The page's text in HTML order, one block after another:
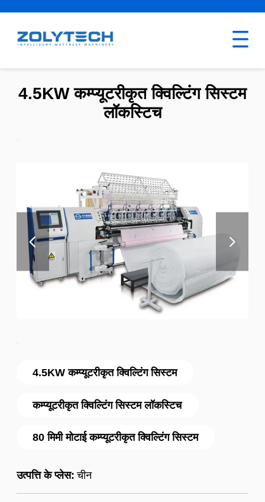
4.5KW कम्प्यूटरीकृत क्विल्टिंग सिस्टम
कम्प्यूटरीकृत क्विल्टिंग सिस्टम लॉकस्टिच
80 मिमी मोटाई कम्प्यूटरीकृत क्विल्टिंग सिस्टम
उत्पत्ति के प्लेस: चीन
4.5KW कम्प्यूटरीकृत क्विल्टिंग सिस्टम
लॉकस्टिच